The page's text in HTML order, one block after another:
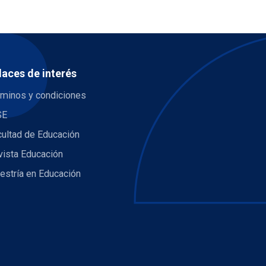
de interés
y condiciones
de Educación
Educación
en Educación